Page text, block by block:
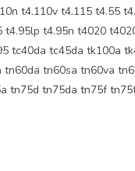
t4.110v t4.115 t4.55
t4.95n t4020
tc40da tc45da tk100a
tn60sa tn60va
tn75d tn75da tn75f